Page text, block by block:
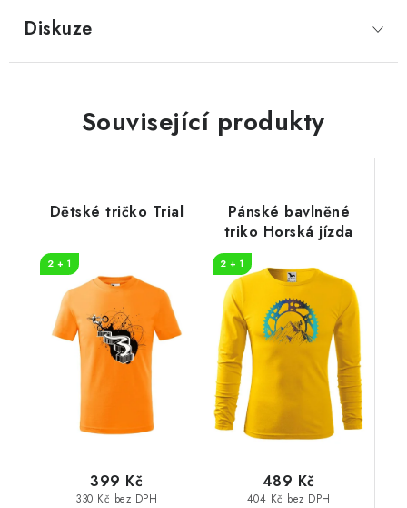
Diskuze
Související produkty
Dětské tričko Trial
2 + 1
330 Kč bez DPH
399 Kč
Pánské bavlněné
triko Horská jízda
2 + 1
404 Kč bez DPH
489 Kč